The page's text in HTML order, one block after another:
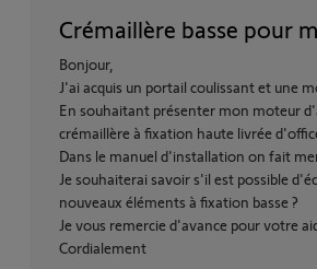
Crémaillère basse pour
Bonjour,
J'ai acquis un portail coulissant et une
En souhaitant présenter mon moteur
crémaillère à fixation haute livrée
Dans le manuel d'installation on fait
Je souhaiterai savoir s'il est possible
nouveaux éléments à fixation basse ?
Je vous remercie d'avance pour votre
Cordialement